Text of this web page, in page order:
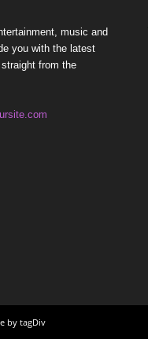
music and
you with the latest
from the
by tagDiv